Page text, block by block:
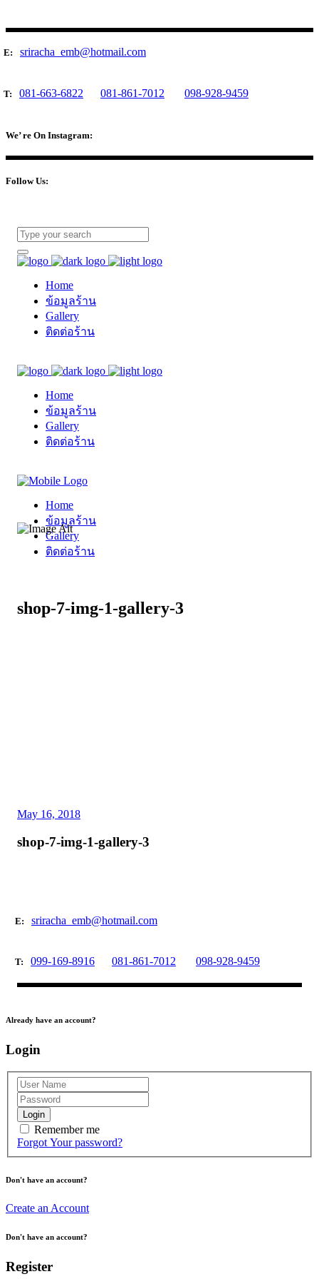
E: sriracha_emb@hotmail.com
T: 081-663-6822 081-861-7012 098-928-9459
We’ re On Instagram:
Follow Us:
Home
ข้อมูลร้าน
Gallery
ติดต่อร้าน
Home
ข้อมูลร้าน
Gallery
ติดต่อร้าน
Home
ข้อมูลร้าน
Gallery
ติดต่อร้าน
shop-7-img-1-gallery-3
May 16, 2018
shop-7-img-1-gallery-3
E: sriracha_emb@hotmail.com
T: 099-169-8916 081-861-7012 098-928-9459
Already have an account?
Login
Login
Remember me
Forgot Your password?
Don't have an account?
Create an Account
Don't have an account?
Register